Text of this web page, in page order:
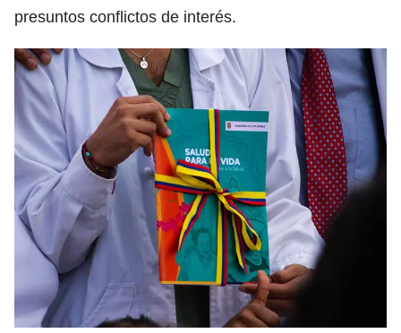
presuntos conflictos de interés.